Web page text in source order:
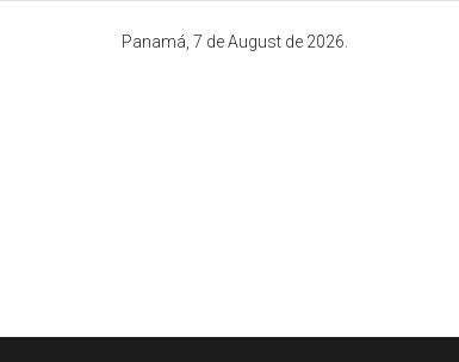
Panamá, 7 de August de 2026.